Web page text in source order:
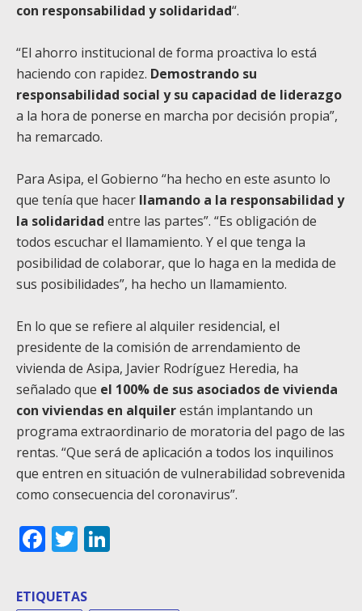
con responsabilidad y solidaridad“.
“El ahorro institucional de forma proactiva lo está
haciendo con rapidez. Demostrando su
responsabilidad social y su capacidad de liderazgo
a la hora de ponerse en marcha por decisión propia”,
ha remarcado.
Para Asipa, el Gobierno “ha hecho en este asunto lo
que tenía que hacer llamando a la responsabilidad y
la solidaridad entre las partes”. “Es obligación de
todos escuchar el llamamiento. Y el que tenga la
posibilidad de colaborar, que lo haga en la medida de
sus posibilidades”, ha hecho un llamamiento.
En lo que se refiere al alquiler residencial, el
presidente de la comisión de arrendamiento de
vivienda de Asipa, Javier Rodríguez Heredia, ha
señalado que el 100% de sus asociados de vivienda
con viviendas en alquilerestán implantando un
programa extraordinario de moratoria del pago de las
rentas. “Que será de aplicación a todos los inquilinos
que entren en situación de vulnerabilidad sobrevenida
como consecuencia del coronavirus”.
Facebook
Twitter
ETIQUETAS